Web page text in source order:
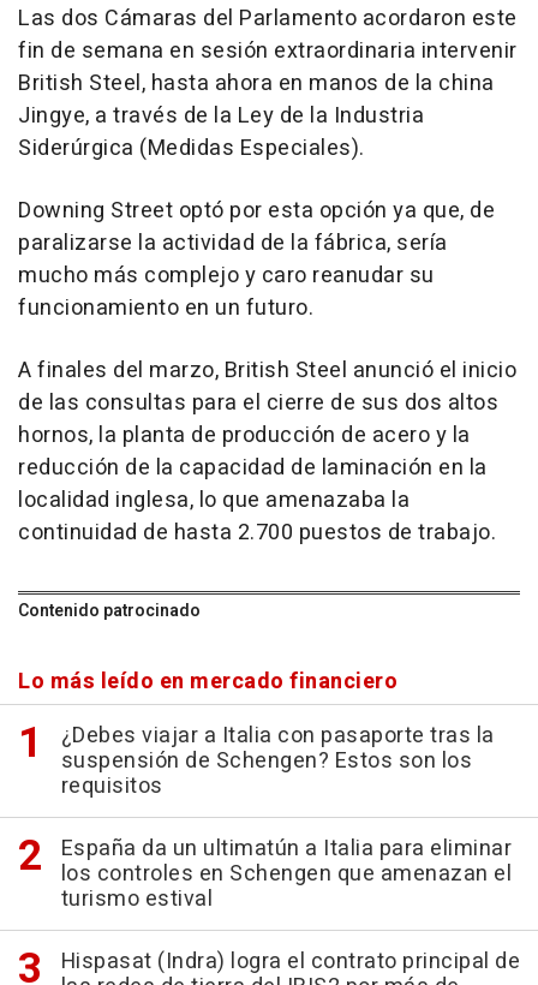
Las dos Cámaras del Parlamento acordaron este
fin de semana en sesión extraordinaria intervenir
British Steel, hasta ahora en manos de la china
Jingye, a través de la Ley de la Industria
Siderúrgica (Medidas Especiales).
Downing Street optó por esta opción ya que, de
paralizarse la actividad de la fábrica, sería
mucho más complejo y caro reanudar su
funcionamiento en un futuro.
A finales del marzo, British Steel anunció el inicio
de las consultas para el cierre de sus dos altos
hornos, la planta de producción de acero y la
reducción de la capacidad de laminación en la
localidad inglesa, lo que amenazaba la
continuidad de hasta 2.700 puestos de trabajo.
Contenido patrocinado
Lo más leído en mercado financiero
¿Debes viajar a Italia con pasaporte tras la
suspensión de Schengen? Estos son los
requisitos
España da un ultimatún a Italia para eliminar
los controles en Schengen que amenazan el
turismo estival
Hispasat (Indra) logra el contrato principal de